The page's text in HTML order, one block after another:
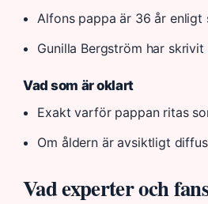
Alfons pappa är 36 år enligt
Gunilla Bergström har
Vad som är oklart
Exakt varför pappan ritas
Om åldern är avsiktligt
Vad experter och